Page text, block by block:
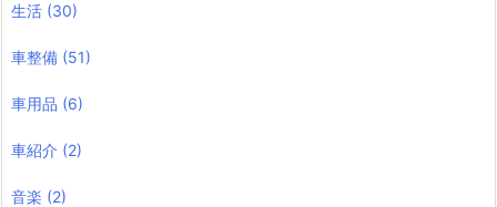
生活 (30)
車整備 (51)
車用品 (6)
車紹介 (2)
音楽 (2)